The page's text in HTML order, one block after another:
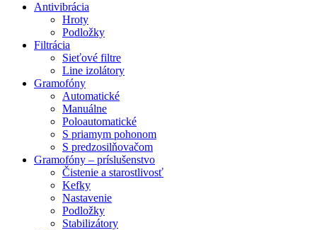
Antivibrácia
Hroty
Podložky
Filtrácia
Sieťové filtre
Line izolátory
Gramofóny
Automatické
Manuálne
Poloautomatické
S priamym pohonom
S predzosilňovačom
Gramofóny – príslušenstvo
Čistenie a starostlivosť
Kefky
Nastavenie
Podložky
Stabilizátory